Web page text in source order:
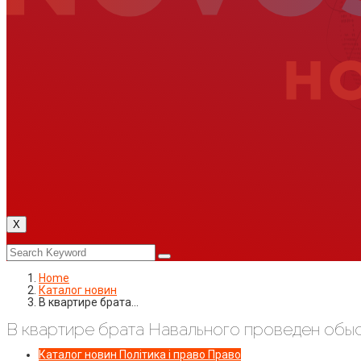
X
Home
Каталог новин
В квартире брата…
В квартире брата Навального проведен
Каталог новин Політика і право Право